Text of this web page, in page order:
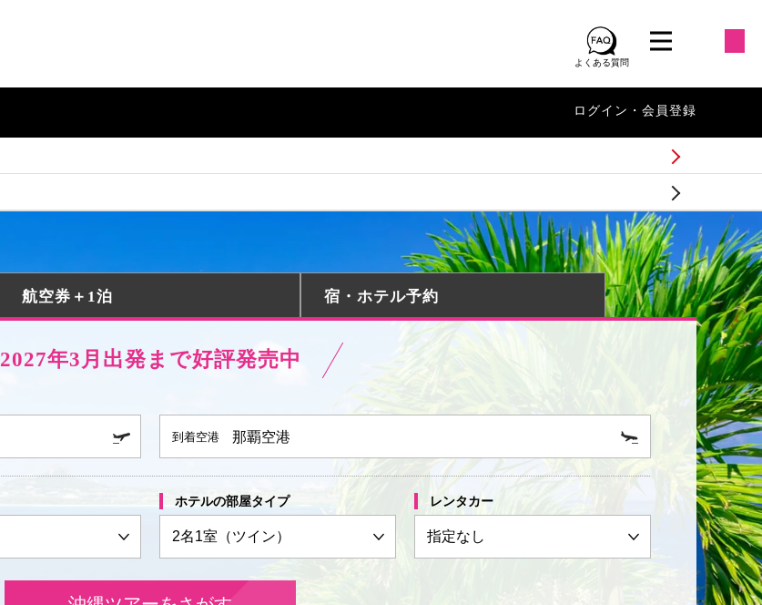
よくある質問
ログイン・会員登録
航空券＋1泊 宿・ホテル予約
2027年3月出発まで好評発売中
ホテルの部屋タイプ レンタカー
到着空港 那覇空港